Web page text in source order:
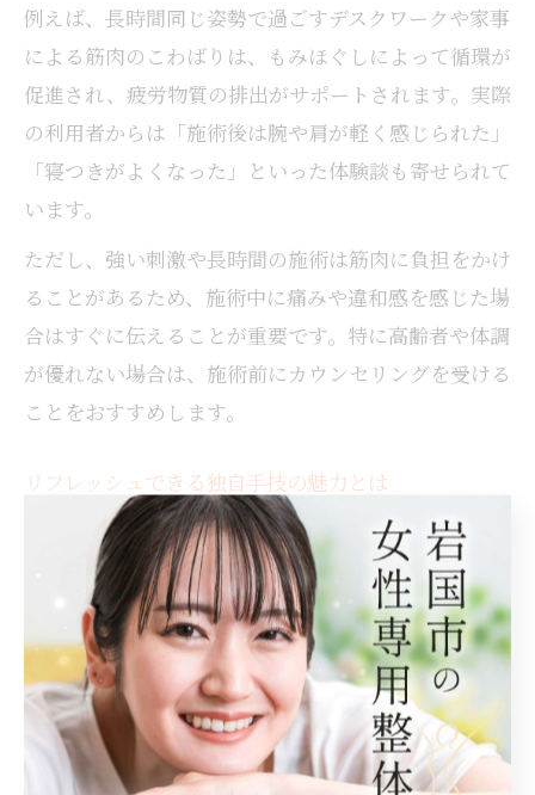
例えば、長時間同じ姿勢で過ごすデスクワークや家事
による筋肉のこわばりは、もみほぐしによって循環が
促進され、疲労物質の排出がサポートされます。実際
の利用者からは「施術後は腕や肩が軽く感じられた」
「寝つきがよくなった」といった体験談も寄せられて
います。
ただし、強い刺激や長時間の施術は筋肉に負担をかけ
ることがあるため、施術中に痛みや違和感を感じた場
合はすぐに伝えることが重要です。特に高齢者や体調
が優れない場合は、施術前にカウンセリングを受ける
ことをおすすめします。
リフレッシュできる独自手技の魅力とは
岩国市のもみほぐしサロンでは、独自の手技を取り入
れているところが多く、心身ともにリフレッシュでき
る点が大きな魅力です。たとえば、ゆったりとしたリ
ズムで全身を包み込むようなもみほぐしや、筋肉の深
部にアプローチする技法など、施術者ごとに工夫が凝
らされています。
こうした独自手技は、筋肉の緊張を解消するだけでな